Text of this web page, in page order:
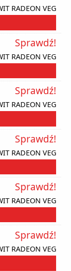
RADEON VEG
RADEON VEG
Sprawdź!
RADEON VEG
Sprawdź!
RADEON VEG
Sprawdź!
RADEON VEG
Sprawdź!
RADEON VEG
Sprawdź!